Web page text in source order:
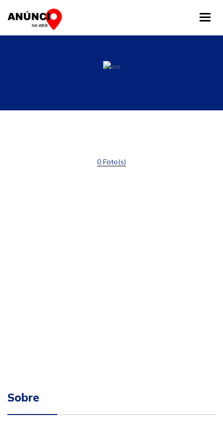
0 Foto(s)
Sobre